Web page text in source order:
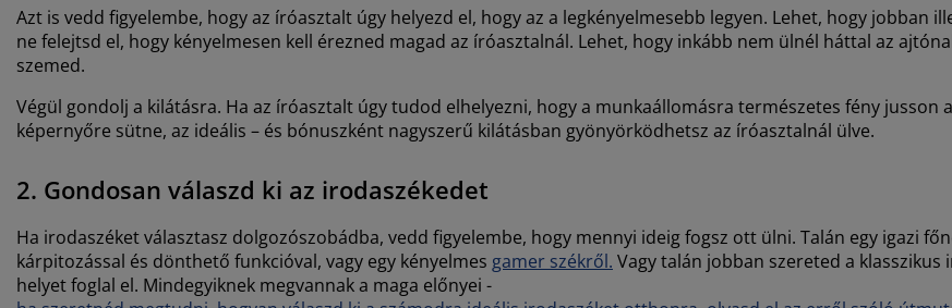
Azt is vedd figyelembe, hogy az íróasztalt úgy helyezd el, hogy az a legkényelmesebb legyen. Lehet, hogy jobban
ne felejtsd el, hogy kényelmesen kell érezned magad az íróasztalnál. Lehet, hogy inkább nem ülnél háttal az
szemed.
Végül gondolj a kilátásra. Ha az íróasztalt úgy tudod elhelyezni, hogy a munkaállomásra természetes fény jusson
képernyőre sütne, az ideális – és bónuszként nagyszerű kilátásban gyönyörködhetsz az íróasztalnál ülve.
2. Gondosan válaszd ki az irodaszékedet
Ha irodaszéket választasz dolgozószobádba, vedd figyelembe, hogy mennyi ideig fogsz ott ülni. Talán egy igazi
kárpitozással és dönthető funkcióval, vagy egy kényelmes gamer székről. Vagy talán jobban szereted a klasszikus
helyet foglal el. Mindegyiknek megvannak a maga előnyei -